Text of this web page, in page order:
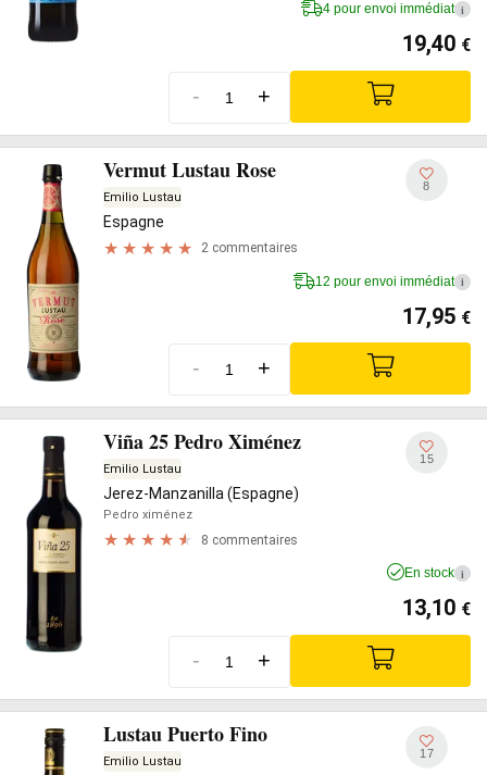
4 pour envoi immédiat i
19,40 €
- +
Vermut Lustau Rose
Emilio Lustau
Espagne
2 commentaires
8
12 pour envoi immédiat i
17,95 €
- +
Viña 25 Pedro Ximénez
Emilio Lustau
Jerez-Manzanilla (Espagne)
Pedro ximénez
8 commentaires
15
En stock i
13,10 €
- +
Lustau Puerto Fino
Emilio Lustau
17